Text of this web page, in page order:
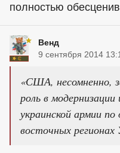
полностью
Венд
9 сентября 2014
«США, несомненно,
роль в
украинской армии
восточных регионах